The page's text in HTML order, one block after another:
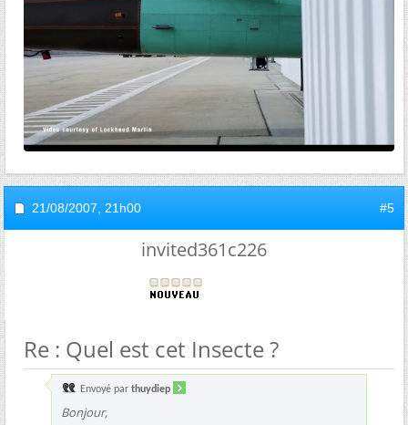
21/08/2007, 21h00 #5
invited361c226
Re : Quel est cet Insecte ?
Envoyé par thuydiep
Bonjour,